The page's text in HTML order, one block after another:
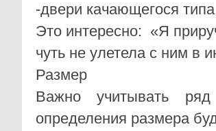
-двери качающегося
Это интересно: «Я
чуть не улетела с ним в
Размер
Важно учитывать ряд
определения размера